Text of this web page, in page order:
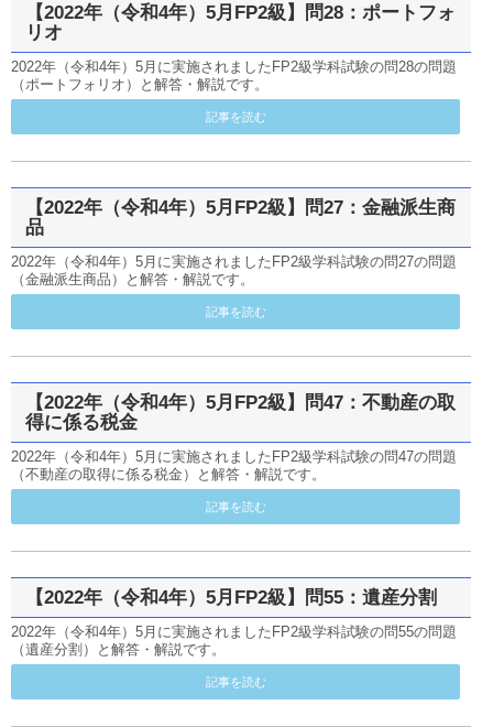
【2022年（令和4年）5月FP2級】問28：ポートフォ
リオ
2022年（令和4年）5月に実施されましたFP2級学科試験の問28の問題
（ポートフォリオ）と解答・解説です。
記事を読む
【2022年（令和4年）5月FP2級】問27：金融派生商
品
2022年（令和4年）5月に実施されましたFP2級学科試験の問27の問題
（金融派生商品）と解答・解説です。
記事を読む
【2022年（令和4年）5月FP2級】問47：不動産の取
得に係る税金
2022年（令和4年）5月に実施されましたFP2級学科試験の問47の問題
（不動産の取得に係る税金）と解答・解説です。
記事を読む
【2022年（令和4年）5月FP2級】問55：遺産分割
2022年（令和4年）5月に実施されましたFP2級学科試験の問55の問題
（遺産分割）と解答・解説です。
記事を読む